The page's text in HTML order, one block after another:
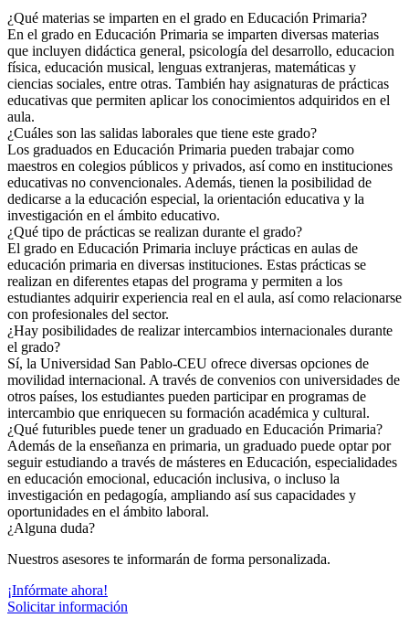
¿Qué materias se imparten en el grado en Educación Primaria?
En el grado en Educación Primaria se imparten diversas materias
que incluyen didáctica general, psicología del desarrollo, educacion
física, educación musical, lenguas extranjeras, matemáticas y
ciencias sociales, entre otras. También hay asignaturas de prácticas
educativas que permiten aplicar los conocimientos adquiridos en el
aula.
¿Cuáles son las salidas laborales que tiene este grado?
Los graduados en Educación Primaria pueden trabajar como
maestros en colegios públicos y privados, así como en instituciones
educativas no convencionales. Además, tienen la posibilidad de
dedicarse a la educación especial, la orientación educativa y la
investigación en el ámbito educativo.
¿Qué tipo de prácticas se realizan durante el grado?
El grado en Educación Primaria incluye prácticas en aulas de
educación primaria en diversas instituciones. Estas prácticas se
realizan en diferentes etapas del programa y permiten a los
estudiantes adquirir experiencia real en el aula, así como relacionarse
con profesionales del sector.
¿Hay posibilidades de realizar intercambios internacionales durante
el grado?
Sí, la Universidad San Pablo-CEU ofrece diversas opciones de
movilidad internacional. A través de convenios con universidades de
otros países, los estudiantes pueden participar en programas de
intercambio que enriquecen su formación académica y cultural.
¿Qué futuribles puede tener un graduado en Educación Primaria?
Además de la enseñanza en primaria, un graduado puede optar por
seguir estudiando a través de másteres en Educación, especialidades
en educación emocional, educación inclusiva, o incluso la
investigación en pedagogía, ampliando así sus capacidades y
oportunidades en el ámbito laboral.
¿Alguna duda?
Nuestros asesores te informarán de forma personalizada.
¡Infórmate ahora!
Solicitar información